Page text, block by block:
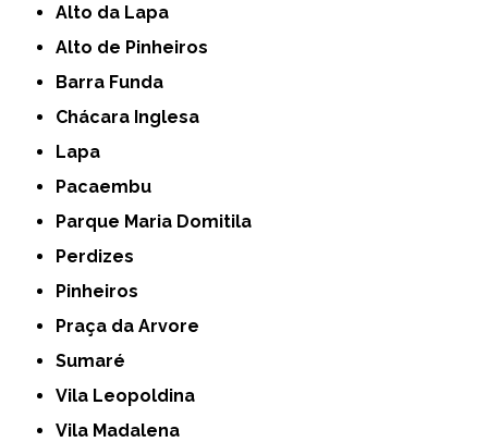
Alto da Lapa
Alto de Pinheiros
Barra Funda
Chácara Inglesa
Lapa
Pacaembu
Parque Maria Domitila
Perdizes
Pinheiros
Praça da Arvore
Sumaré
Vila Leopoldina
Vila Madalena